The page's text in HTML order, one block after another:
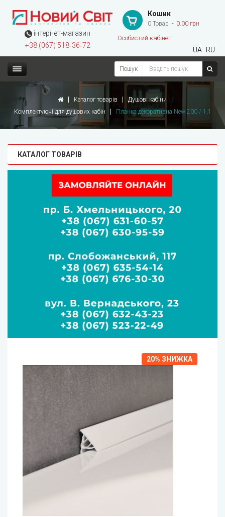
інтернет-магазин
+38 (067) 518‑36‑72
Кошик
0 Товар 0.00 грн
Особистий кабінет
UA RU
Пошук
Каталог товарів
Душові кабіни
Комплектуючі для душових кабін
Планка декоративна New 200 / 1,1
КАТАЛОГ ТОВАРІВ
20% ЗНИЖКА